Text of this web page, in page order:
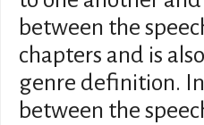
between the
chapters and is
genre definition.
between the